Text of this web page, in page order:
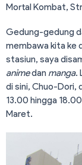
Mortal Kombat,
Gedung-gedung
membawa kita ke
stasiun, saya
animedan manga.
di sini, Chuo-Dori,
13.00 hingga
Maret.